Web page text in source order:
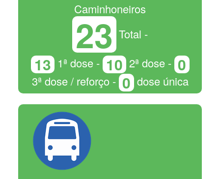
Caminhoneiros
23 Total -
13 1ª dose - 10 2ª dose - 0
3ª dose / reforço - 0 dose única